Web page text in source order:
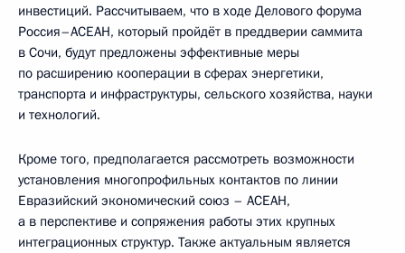
инвестиций. Рассчитываем, что в ходе Делового форума
Россия–АСЕАН, который пройдёт в преддверии саммита
в Сочи, будут предложены эффективные меры
по расширению кооперации в сферах энергетики,
транспорта и инфраструктуры, сельского хозяйства, науки
и технологий.
Кроме того, предполагается рассмотреть возможности
установления многопрофильных контактов по линии
Евразийский экономический союз – АСЕАН,
а в перспективе и сопряжения работы этих крупных
интеграционных структур. Также актуальным является